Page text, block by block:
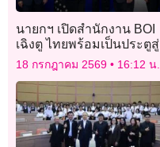
นายกฯ เปิดสำนักงาน BOI
เฉิงตู ไทยพร้อมเป็นประตูสู่
อาเซียน
18 กรกฎาคม 2569 16:12 น.